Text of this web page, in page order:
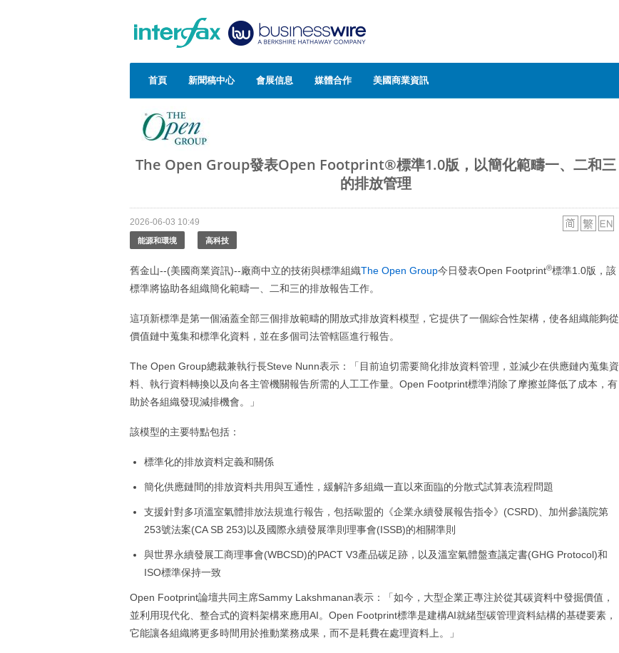
首頁 新聞稿中心 會展信息 媒體合作 美國商業資訊
The Open Group發表Open Footprint®標準1.0版，以簡化範疇一、二和三
的排放管理
2026-06-03 10:49
能源和環境 高科技
舊金山--(美國商業資訊)--廠商中立的技術與標準組織The Open Group今日發表Open Footprint®標準1.0版，該
標準將協助各組織簡化範疇一、二和三的排放報告工作。
這項新標準是第一個涵蓋全部三個排放範疇的開放式排放資料模型，它提供了一個綜合性架構，使各組織能夠從
價值鏈中蒐集和標準化資料，並在多個司法管轄區進行報告。
The Open Group總裁兼執行長Steve Nunn表示：「目前迫切需要簡化排放資料管理，並減少在供應鏈內蒐集資
料、執行資料轉換以及向各主管機關報告所需的人工工作量。Open Footprint標準消除了摩擦並降低了成本，有
助於各組織發現減排機會。」
該模型的主要特點包括：
標準化的排放資料定義和關係
簡化供應鏈間的排放資料共用與互通性，緩解許多組織一直以來面臨的分散式試算表流程問題
支援針對多項溫室氣體排放法規進行報告，包括歐盟的《企業永續發展報告指令》(CSRD)、加州參議院第
253號法案(CA SB 253)以及國際永續發展準則理事會(ISSB)的相關準則
與世界永續發展工商理事會(WBCSD)的PACT V3產品碳足跡，以及溫室氣體盤查議定書(GHG Protocol)和
ISO標準保持一致
Open Footprint論壇共同主席Sammy Lakshmanan表示：「如今，大型企業正專注於從其碳資料中發掘價值，
並利用現代化、整合式的資料架構來應用AI。Open Footprint標準是建構AI就緒型碳管理資料結構的基礎要素，
它能讓各組織將更多時間用於推動業務成果，而不是耗費在處理資料上。」